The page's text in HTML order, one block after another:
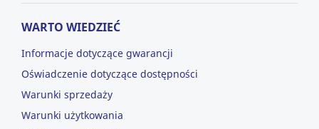
WARTO WIEDZIEĆ
Informacje dotyczące gwarancji
Oświadczenie dotyczące dostępności
Warunki sprzedaży
Warunki użytkowania